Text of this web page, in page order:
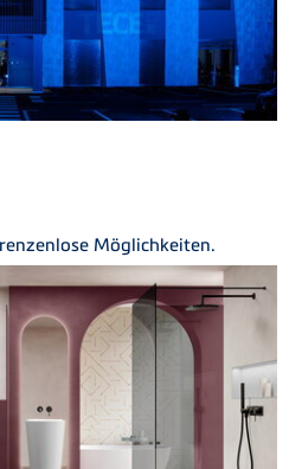
Möglichkeiten.